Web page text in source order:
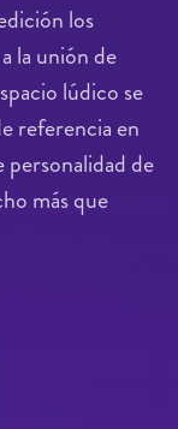
los
la unión de
lúdico se
referencia en
de
más que